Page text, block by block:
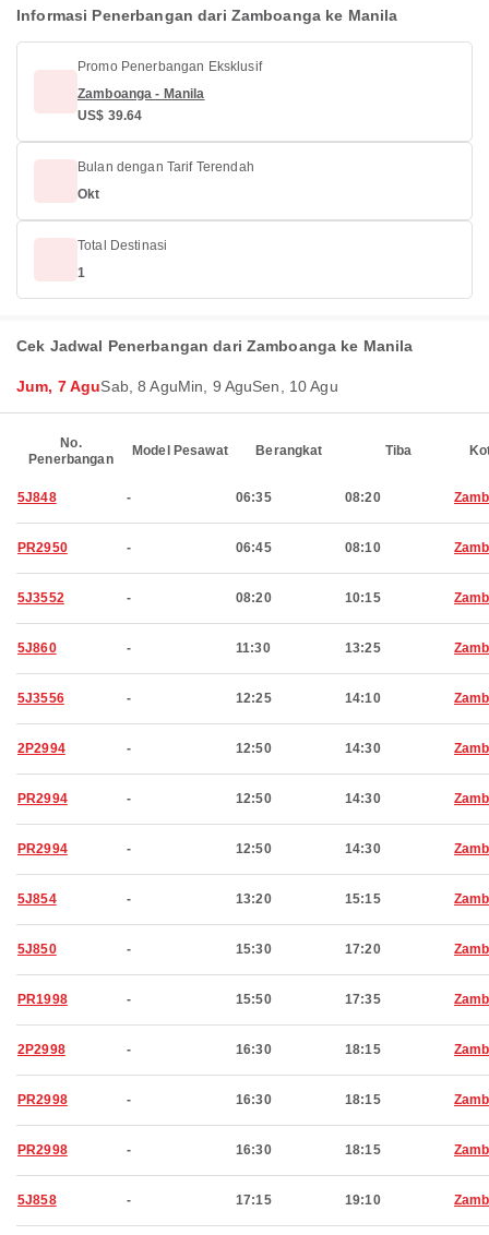
Informasi Penerbangan dari Zamboanga ke Manila
Promo Penerbangan Eksklusif
Zamboanga - Manila
US$ 39.64
Bulan dengan Tarif Terendah
Okt
Total Destinasi
1
Cek Jadwal Penerbangan dari Zamboanga ke Manila
Jum, 7 AguSab, 8 AguMin, 9 AguSen, 10 Agu
No.
Penerbangan
Model Pesawat Berangkat Tiba
5J848 - 06:35 08:20
PR2950 - 06:45 08:10
5J3552 - 08:20 10:15
5J860 - 11:30 13:25
5J3556 - 12:25 14:10
2P2994 - 12:50 14:30
PR2994 - 12:50 14:30
PR2994 - 12:50 14:30
5J854 - 13:20 15:15
5J850 - 15:30 17:20
PR1998 - 15:50 17:35
2P2998 - 16:30 18:15
PR2998 - 16:30 18:15
PR2998 - 16:30 18:15
5J858 - 17:15 19:10